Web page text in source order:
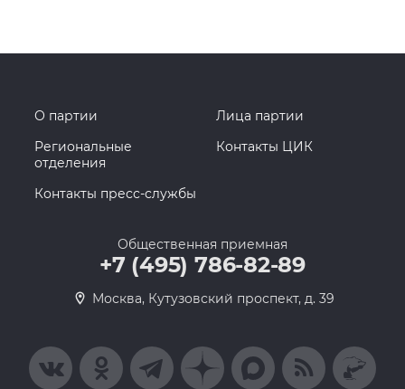
О партии
Лица партии
Региональные
отделения
Контакты ЦИК
Контакты пресс-службы
Общественная приемная
+7 (495) 786-82-89
Москва, Кутузовский проспект, д. 39